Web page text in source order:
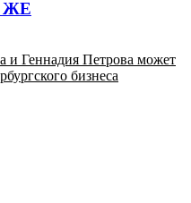
ЖЕ
и Геннадия Петрова может
бизнеса